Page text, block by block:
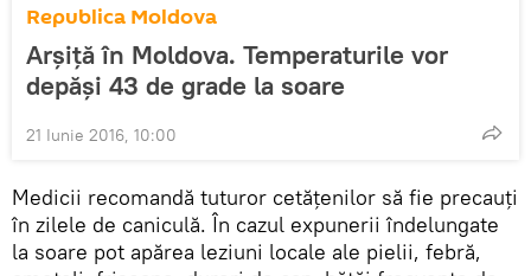
Republica Moldova
Arşiţă în Moldova. Temperaturile vor
depăşi 43 de grade la soare
21 Iunie 2016, 10:00
Medicii recomandă tuturor cetăţenilor să fie precauţi
în zilele de caniculă. În cazul expunerii îndelungate
la soare pot apărea leziuni locale ale pielii, febră,